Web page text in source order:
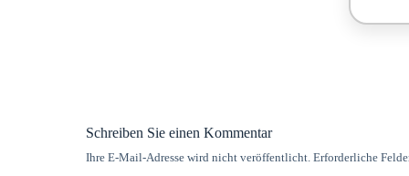
Schreiben Sie einen Kommentar
Ihre E-Mail-Adresse wird nicht veröffentlicht. Erforderliche